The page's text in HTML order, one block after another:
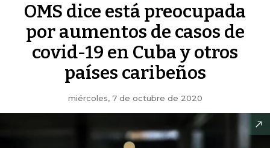
OMS dice está preocupada
por aumentos de casos de
covid-19 en Cuba y otros
países caribeños
miércoles, 7 de octubre de 2020